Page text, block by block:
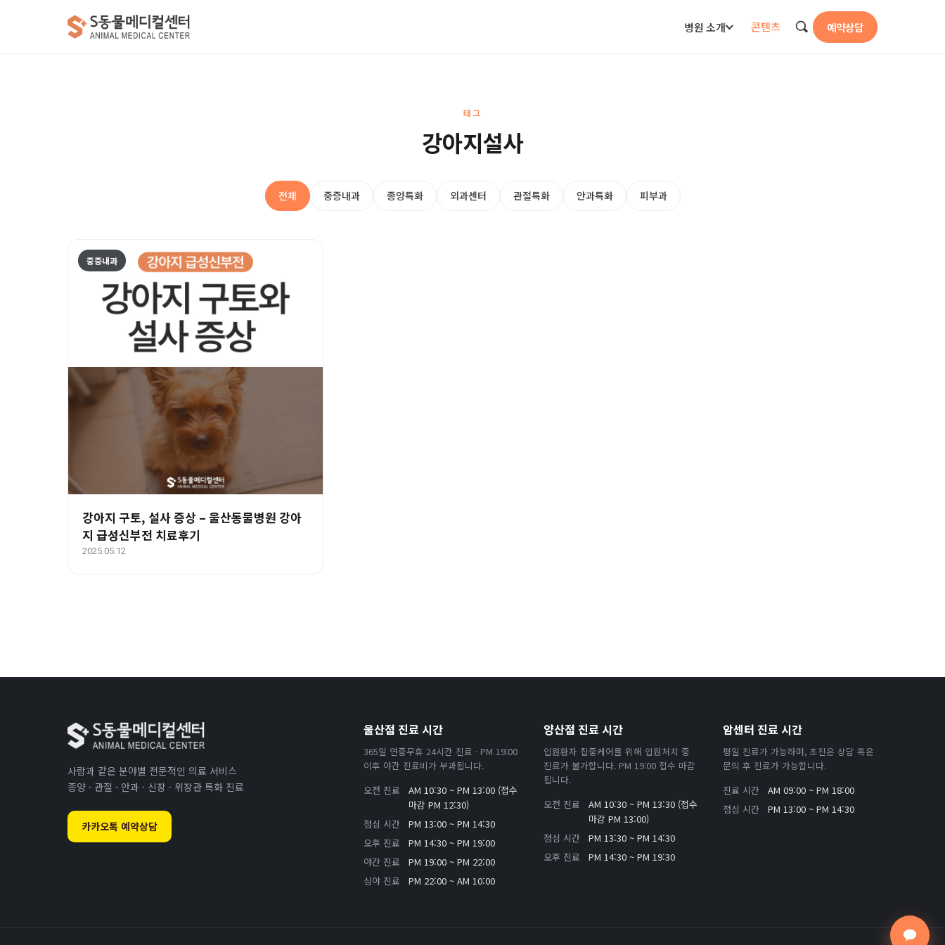
병원 소개 콘텐츠 예약상담
태그
강아지설사
전체 중증내과 종양특화 외과센터 관절특화 안과특화 피부과
중증내과
강아지 구토, 설사 증상 – 울산동물병원 강아
지 급성신부전 치료후기
2025.05.12
사람과 같은 분야별 전문적인 의료 서비스
종양 · 관절 · 안과 · 신장 · 위장관 특화 진료
카카오톡 예약상담
울산점 진료 시간
365일 연중무휴 24시간 진료 · PM 19:00
이후 야간 진료비가 부과됩니다.
오전 진료
AM 10:30 ~ PM 13:00 (접수
마감 PM 12:30)
점심 시간
PM 13:00 ~ PM 14:30
오후 진료
PM 14:30 ~ PM 19:00
야간 진료
PM 19:00 ~ PM 22:00
심야 진료
PM 22:00 ~ AM 10:00
양산점 진료 시간
입원환자 집중케어를 위해 입원처치 중
진료가 불가합니다. PM 19:00 접수 마감
됩니다.
오전 진료
AM 10:30 ~ PM 13:30 (접수
마감 PM 13:00)
점심 시간
PM 13:30 ~ PM 14:30
오후 진료
PM 14:30 ~ PM 19:30
암센터 진료 시간
평일 진료가 가능하며, 초진은 상담 혹은
문의 후 진료가 가능합니다.
진료 시간
AM 09:00 ~ PM 18:00
점심 시간
PM 13:00 ~ PM 14:30